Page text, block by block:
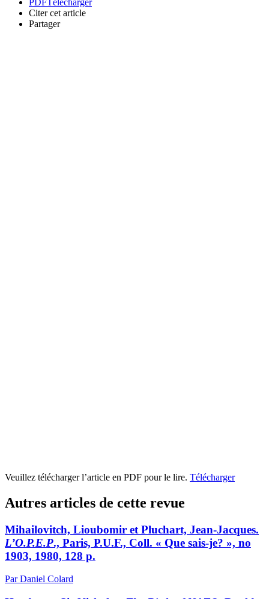
Citer cet article
Partager
Veuillez télécharger l’article en PDF pour le lire. Télécharger
Autres articles de cette revue
Mihailovitch, Lioubomir et Pluchart, Jean-Jacques.
L’O.P.E.P., Paris, P.U.F., Coll. « Que sais-je? », no
1903, 1980, 128 p.
Par Daniel Colard